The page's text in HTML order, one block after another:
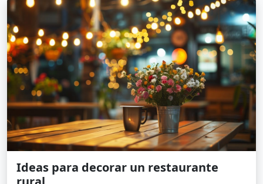
Ideas para decorar un restaurante